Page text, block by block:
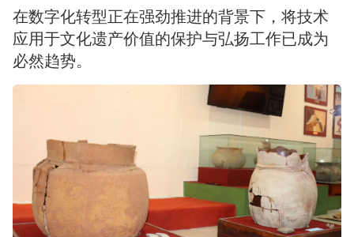
在数字化转型正在强劲推进的背景下，将技术
应用于文化遗产价值的保护与弘扬工作已成为
必然趋势。